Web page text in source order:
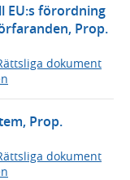
EU:s förordning
Prop.
dokument
Prop.
dokument